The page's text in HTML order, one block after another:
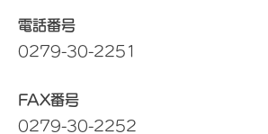
電話番号
0279-30-2251
FAX番号
0279-30-2252